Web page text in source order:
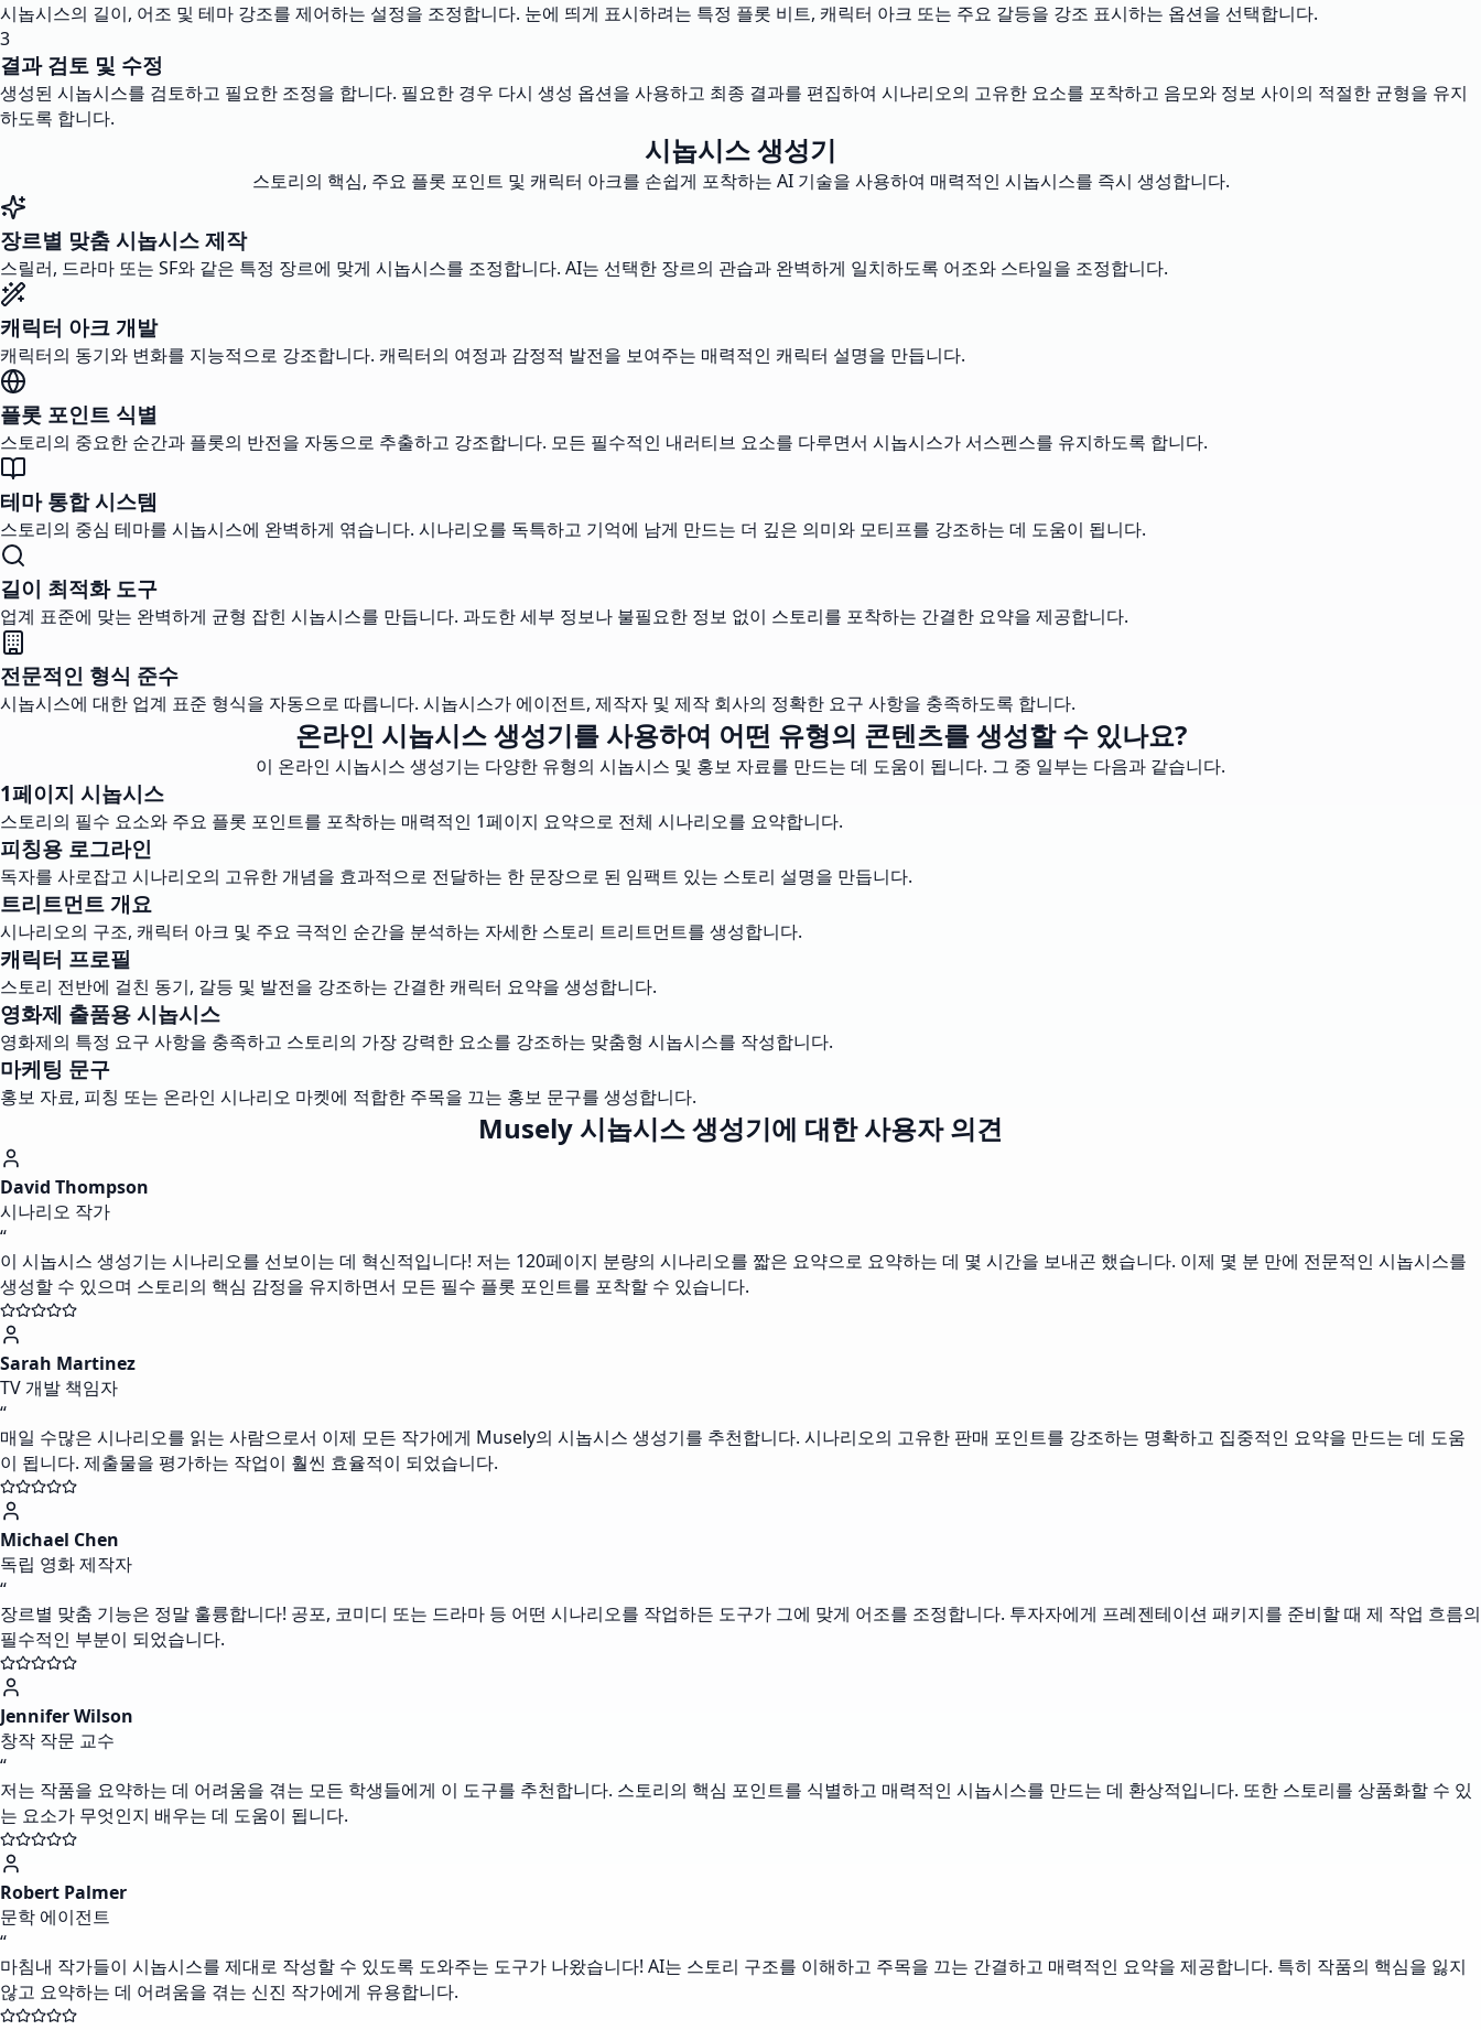
시놉시스의 길이, 어조 및 테마 강조를 제어하는 설정을 조정합니다. 눈에 띄게 표시하려는 특정 플롯 비트, 캐릭터 아크 또는 주요 갈등을 강조 표시하는 옵션을 선택합니다.
3
결과 검토 및 수정
생성된 시놉시스를 검토하고 필요한 조정을 합니다. 필요한 경우 다시 생성 옵션을 사용하고 최종 결과를 편집하여 시나리오의 고유한 요소를 포착하고 음모와 정보 사이의 적절한 균형을 유지
하도록 합니다.
시놉시스 생성기
스토리의 핵심, 주요 플롯 포인트 및 캐릭터 아크를 손쉽게 포착하는 AI 기술을 사용하여 매력적인 시놉시스를 즉시 생성합니다.
장르별 맞춤 시놉시스 제작
스릴러, 드라마 또는 SF와 같은 특정 장르에 맞게 시놉시스를 조정합니다. AI는 선택한 장르의 관습과 완벽하게 일치하도록 어조와 스타일을 조정합니다.
캐릭터 아크 개발
캐릭터의 동기와 변화를 지능적으로 강조합니다. 캐릭터의 여정과 감정적 발전을 보여주는 매력적인 캐릭터 설명을 만듭니다.
플롯 포인트 식별
스토리의 중요한 순간과 플롯의 반전을 자동으로 추출하고 강조합니다. 모든 필수적인 내러티브 요소를 다루면서 시놉시스가 서스펜스를 유지하도록 합니다.
테마 통합 시스템
스토리의 중심 테마를 시놉시스에 완벽하게 엮습니다. 시나리오를 독특하고 기억에 남게 만드는 더 깊은 의미와 모티프를 강조하는 데 도움이 됩니다.
길이 최적화 도구
업계 표준에 맞는 완벽하게 균형 잡힌 시놉시스를 만듭니다. 과도한 세부 정보나 불필요한 정보 없이 스토리를 포착하는 간결한 요약을 제공합니다.
전문적인 형식 준수
시놉시스에 대한 업계 표준 형식을 자동으로 따릅니다. 시놉시스가 에이전트, 제작자 및 제작 회사의 정확한 요구 사항을 충족하도록 합니다.
온라인 시놉시스 생성기를 사용하여 어떤 유형의 콘텐츠를 생성할 수 있나요?
이 온라인 시놉시스 생성기는 다양한 유형의 시놉시스 및 홍보 자료를 만드는 데 도움이 됩니다. 그 중 일부는 다음과 같습니다.
1페이지 시놉시스
스토리의 필수 요소와 주요 플롯 포인트를 포착하는 매력적인 1페이지 요약으로 전체 시나리오를 요약합니다.
피칭용 로그라인
독자를 사로잡고 시나리오의 고유한 개념을 효과적으로 전달하는 한 문장으로 된 임팩트 있는 스토리 설명을 만듭니다.
트리트먼트 개요
시나리오의 구조, 캐릭터 아크 및 주요 극적인 순간을 분석하는 자세한 스토리 트리트먼트를 생성합니다.
캐릭터 프로필
스토리 전반에 걸친 동기, 갈등 및 발전을 강조하는 간결한 캐릭터 요약을 생성합니다.
영화제 출품용 시놉시스
영화제의 특정 요구 사항을 충족하고 스토리의 가장 강력한 요소를 강조하는 맞춤형 시놉시스를 작성합니다.
마케팅 문구
홍보 자료, 피칭 또는 온라인 시나리오 마켓에 적합한 주목을 끄는 홍보 문구를 생성합니다.
Musely 시놉시스 생성기에 대한 사용자 의견
David Thompson
시나리오 작가
“
이 시놉시스 생성기는 시나리오를 선보이는 데 혁신적입니다! 저는 120페이지 분량의 시나리오를 짧은 요약으로 요약하는 데 몇 시간을 보내곤 했습니다. 이제 몇 분 만에 전문적인 시놉시스를
생성할 수 있으며 스토리의 핵심 감정을 유지하면서 모든 필수 플롯 포인트를 포착할 수 있습니다.
Sarah Martinez
TV 개발 책임자
“
매일 수많은 시나리오를 읽는 사람으로서 이제 모든 작가에게 Musely의 시놉시스 생성기를 추천합니다. 시나리오의 고유한 판매 포인트를 강조하는 명확하고 집중적인 요약을 만드는 데 도움
이 됩니다. 제출물을 평가하는 작업이 훨씬 효율적이 되었습니다.
Michael Chen
독립 영화 제작자
“
장르별 맞춤 기능은 정말 훌륭합니다! 공포, 코미디 또는 드라마 등 어떤 시나리오를 작업하든 도구가 그에 맞게 어조를 조정합니다. 투자자에게 프레젠테이션 패키지를 준비할 때 제 작업 흐름의
필수적인 부분이 되었습니다.
Jennifer Wilson
창작 작문 교수
“
저는 작품을 요약하는 데 어려움을 겪는 모든 학생들에게 이 도구를 추천합니다. 스토리의 핵심 포인트를 식별하고 매력적인 시놉시스를 만드는 데 환상적입니다. 또한 스토리를 상품화할 수 있
는 요소가 무엇인지 배우는 데 도움이 됩니다.
Robert Palmer
문학 에이전트
“
마침내 작가들이 시놉시스를 제대로 작성할 수 있도록 도와주는 도구가 나왔습니다! AI는 스토리 구조를 이해하고 주목을 끄는 간결하고 매력적인 요약을 제공합니다. 특히 작품의 핵심을 잃지
않고 요약하는 데 어려움을 겪는 신진 작가에게 유용합니다.